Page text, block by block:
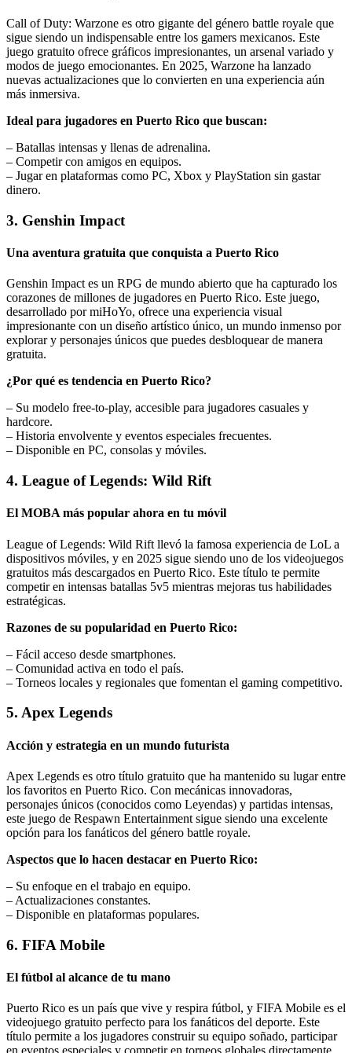
Call of Duty: Warzone es otro gigante del género battle royale que
sigue siendo un indispensable entre los gamers mexicanos. Este
juego gratuito ofrece gráficos impresionantes, un arsenal variado y
modos de juego emocionantes. En 2025, Warzone ha lanzado
nuevas actualizaciones que lo convierten en una experiencia aún
más inmersiva.
Ideal para jugadores en Puerto Rico que buscan:
– Batallas intensas y llenas de adrenalina.
– Competir con amigos en equipos.
– Jugar en plataformas como PC, Xbox y PlayStation sin gastar
dinero.
3. Genshin Impact
Una aventura gratuita que conquista a Puerto Rico
Genshin Impact es un RPG de mundo abierto que ha capturado los
corazones de millones de jugadores en Puerto Rico. Este juego,
desarrollado por miHoYo, ofrece una experiencia visual
impresionante con un diseño artístico único, un mundo inmenso por
explorar y personajes únicos que puedes desbloquear de manera
gratuita.
¿Por qué es tendencia en Puerto Rico?
– Su modelo free-to-play, accesible para jugadores casuales y
hardcore.
– Historia envolvente y eventos especiales frecuentes.
– Disponible en PC, consolas y móviles.
4. League of Legends: Wild Rift
El MOBA más popular ahora en tu móvil
League of Legends: Wild Rift llevó la famosa experiencia de LoL a
dispositivos móviles, y en 2025 sigue siendo uno de los videojuegos
gratuitos más descargados en Puerto Rico. Este título te permite
competir en intensas batallas 5v5 mientras mejoras tus habilidades
estratégicas.
Razones de su popularidad en Puerto Rico:
– Fácil acceso desde smartphones.
– Comunidad activa en todo el país.
– Torneos locales y regionales que fomentan el gaming competitivo.
5. Apex Legends
Acción y estrategia en un mundo futurista
Apex Legends es otro título gratuito que ha mantenido su lugar entre
los favoritos en Puerto Rico. Con mecánicas innovadoras,
personajes únicos (conocidos como Leyendas) y partidas intensas,
este juego de Respawn Entertainment sigue siendo una excelente
opción para los fanáticos del género battle royale.
Aspectos que lo hacen destacar en Puerto Rico:
– Su enfoque en el trabajo en equipo.
– Actualizaciones constantes.
– Disponible en plataformas populares.
6. FIFA Mobile
El fútbol al alcance de tu mano
Puerto Rico es un país que vive y respira fútbol, y FIFA Mobile es el
videojuego gratuito perfecto para los fanáticos del deporte. Este
título permite a los jugadores construir su equipo soñado, participar